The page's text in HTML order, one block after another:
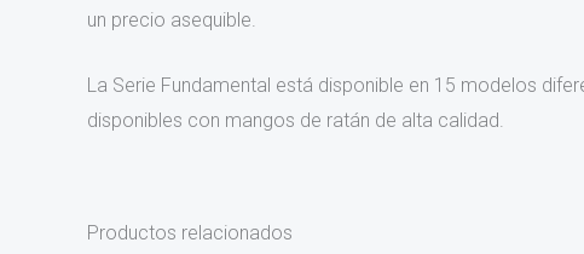
un precio asequible.
La Serie Fundamental está disponible en 15 modelos
disponibles con mangos de ratán de alta calidad.
Productos relacionados